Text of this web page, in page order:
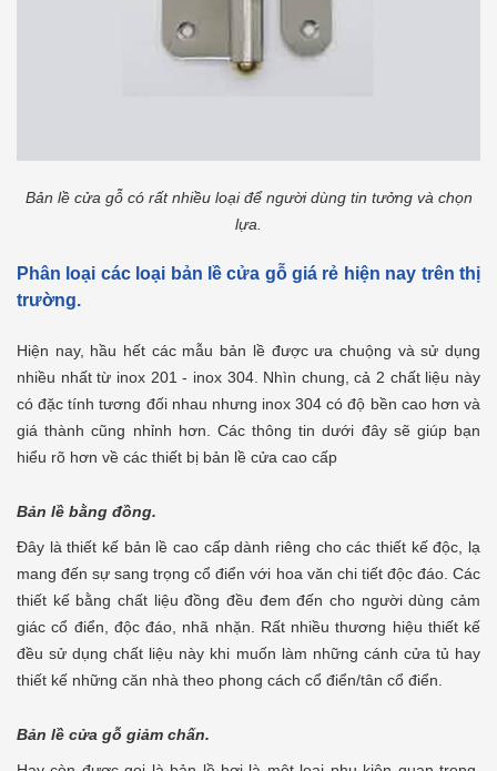
Bản lề cửa gỗ có rất nhiều loại để người dùng tin tưởng và chọn
lựa.
Phân loại các loại bản lề cửa gỗ giá rẻ hiện nay trên thị
trường.
Hiện nay, hầu hết các mẫu bản lề được ưa chuộng và sử dụng
nhiều nhất từ inox 201 - inox 304. Nhìn chung, cả 2 chất liệu này
có đặc tính tương đối nhau nhưng inox 304 có độ bền cao hơn và
giá thành cũng nhỉnh hơn. Các thông tin dưới đây sẽ giúp bạn
hiểu rõ hơn về các thiết bị bản lề cửa cao cấp
Bản lề bằng đồng.
Đây là thiết kế bản lề cao cấp dành riêng cho các thiết kế độc, lạ
mang đến sự sang trọng cổ điển với hoa văn chi tiết độc đáo. Các
thiết kế bằng chất liệu đồng đều đem đến cho người dùng cảm
giác cổ điển, độc đáo, nhã nhặn. Rất nhiều thương hiệu thiết kế
đều sử dụng chất liệu này khi muốn làm những cánh cửa tủ hay
thiết kế những căn nhà theo phong cách cổ điển/tân cổ điển.
Bản lề cửa gỗ giảm chấn.